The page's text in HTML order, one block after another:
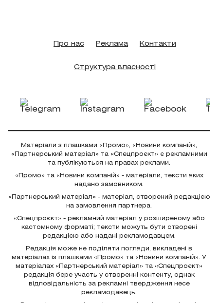
Про нас Реклама Контакти
Структура власності
Матеріали з плашками «Промо», «Новини компаній»,
«Партнерський матеріал» та «Спецпроєкт» є рекламними
та публікуються на правах реклами.
«Промо» та «Новини компаній» - матеріали, тексти яких
надано замовником.
«Партнерський матеріал» - матеріал, створений редакцією
на замовлення партнера.
«Спецпроєкт» - рекламний матеріал у розширеному або
кастомному форматі; тексти можуть бути створені
редакцією або надані рекламодавцем.
Редакція може не поділяти погляди, викладені в
матеріалах із плашками «Промо» та «Новини компаній». У
матеріалах «Партнерський матеріал» та «Спецпроєкт»
редакція бере участь у створенні контенту, однак
відповідальність за рекламні твердження несе
рекламодавець.